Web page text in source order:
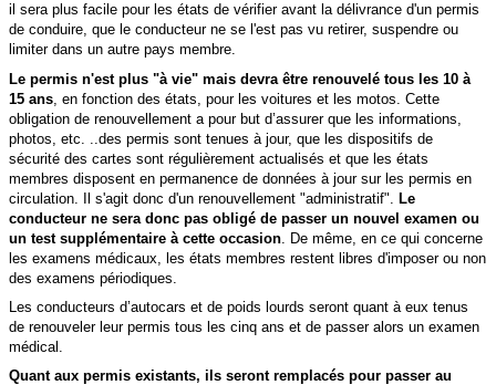
il sera plus facile pour les états de vérifier avant la délivrance d'un permis
de conduire, que le conducteur ne se l'est pas vu retirer, suspendre ou
limiter dans un autre pays membre.
Le permis n'est plus "à vie" mais devra être renouvelé tous les 10 à
15 ans , en fonction des états, pour les voitures et les motos. Cette
obligation de renouvellement a pour but d’assurer que les informations,
photos, etc. ..despermis sont tenues à jour, que les dispositifs de
sécurité des cartes sont régulièrement actualisés et que les états
membres disposent enpermanence de données à jour sur les permis en
circulation. Il s'agit donc d'un renouvellement "administratif". Le
conducteur ne sera donc pas obligé de passer un nouvel examen ou
un testsupplémentaire à cette occasion . De même, en ce qui concerne
les examens médicaux, les états membres restent libres d'imposer ou non
des examens périodiques.
Les conducteurs d’autocars et de poids lourds seront quant à eux tenus
de renouveler leur permis tous les cinq ans et de passer alors un examen
médical.
Quant aux permis existants, ils seront remplacés pourpasser au